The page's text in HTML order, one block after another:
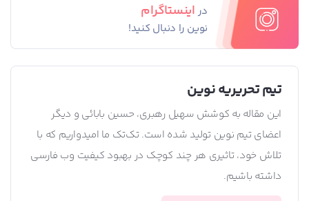
در اینستاگرام
نوین را دنبال کنید!
تیم تحریریه نوین
این مقاله به کوشش سهیل رهبری، حسین بابائی و دیگر
اعضای تیم نوین تولید شده است. تک‌تک ما امیدواریم که با
تلاش خود، تاثیری هر چند کوچک در بهبود کیفیت وب فارسی
داشته باشیم.